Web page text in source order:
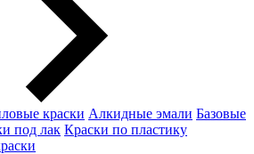
краски Алкидные эмали Базовые
под лак Краски по пластику